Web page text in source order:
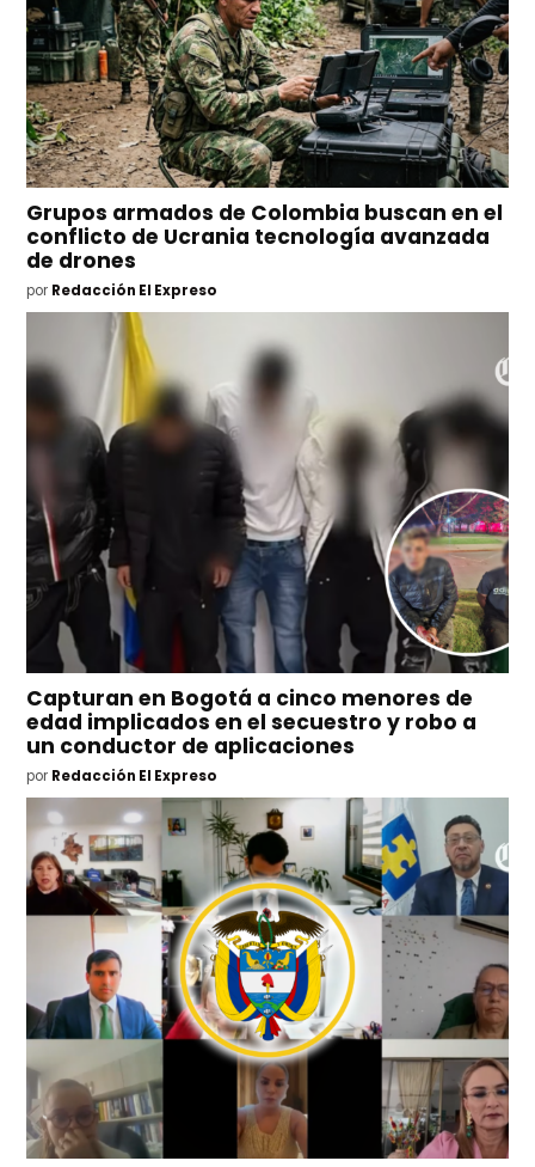
Grupos armados de Colombia buscan en el
conflicto de Ucrania tecnología avanzada
de drones
por Redacción El Expreso
Capturan en Bogotá a cinco menores de
edad implicados en el secuestro y robo a
un conductor de aplicaciones
por Redacción El Expreso